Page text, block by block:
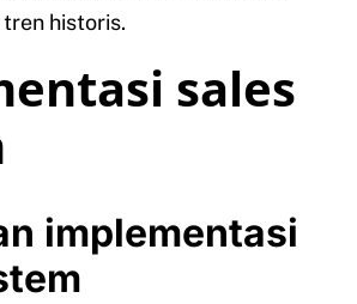
historis.
sales
implementasi